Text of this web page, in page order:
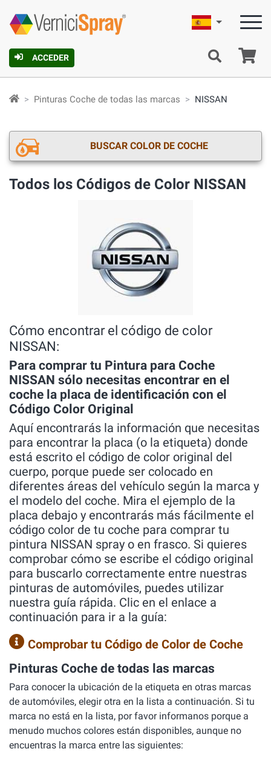
ACCEDER
Español
Pinturas Coche de todas las marcas NISSAN
BUSCAR COLOR DE COCHE
Todos los Códigos de Color NISSAN
Cómo encontrar el código de color
NISSAN:
Para comprar tu Pintura para Coche
NISSAN sólo necesitas encontrar en el
coche la placa de identificación con el
Código Color Original
Aquí encontrarás la información que necesitas
para encontrar la placa (o la etiqueta) donde
está escrito el código de color original del
cuerpo, porque puede ser colocado en
diferentes áreas del vehículo según la marca y
el modelo del coche. Mira el ejemplo de la
placa debajo y encontrarás más fácilmente el
código color de tu coche para comprar tu
pintura NISSAN spray o en frasco. Si quieres
comprobar cómo se escribe el código original
para buscarlo correctamente entre nuestras
pinturas de automóviles, puedes utilizar
nuestra guía rápida. Clic en el enlace a
continuación para ir a la guía:
Comprobar tu Código de Color de Coche
Pinturas Coche de todas las marcas
Para conocer la ubicación de la etiqueta en otras marcas
de automóviles, elegir otra en la lista a continuación. Si tu
marca no está en la lista, por favor informanos porque a
menudo muchos colores están disponibles, aunque no
encuentras la marca entre las siguientes: